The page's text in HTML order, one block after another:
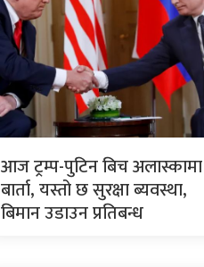
आज ट्रम्प-पुटिन बिच अलास्कामा
बार्ता, यस्तो छ सुरक्षा ब्यवस्था,
बिमान उडाउन प्रतिबन्ध